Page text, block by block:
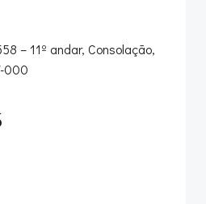
– 11º andar, Consolação,
000